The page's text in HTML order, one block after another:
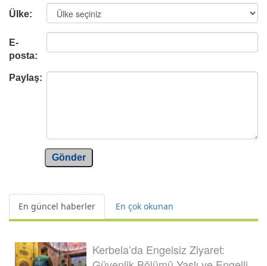
Ülke:
E-
posta:
Paylaş:
Gönder
En güncel haberler En çok okunan
Kerbela’da Engelsiz Ziyaret: